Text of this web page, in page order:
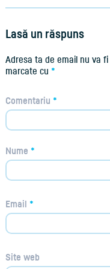
Lasă un răspuns
Adresa ta de email nu va
marcate cu *
Comentariu *
Nume *
Email *
Site web